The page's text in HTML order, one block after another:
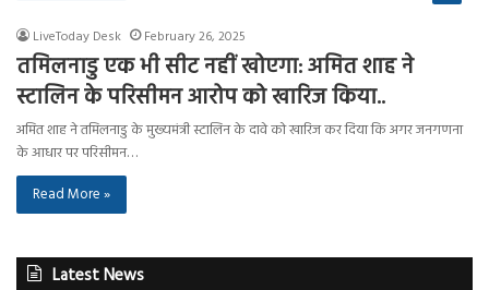
LiveToday Desk February 26, 2025
तमिलनाडु एक भी सीट नहीं खोएगा: अमित शाह ने
स्टालिन के परिसीमन आरोप को खारिज किया..
अमित शाह ने तमिलनाडु के मुख्यमंत्री स्टालिन के दावे को खारिज कर दिया कि अगर जनगणना
के आधार पर परिसीमन…
Read More »
Latest News